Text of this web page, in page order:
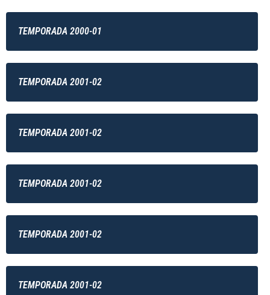
TEMPORADA 2000-01
TEMPORADA 2001-02
TEMPORADA 2001-02
TEMPORADA 2001-02
TEMPORADA 2001-02
TEMPORADA 2001-02